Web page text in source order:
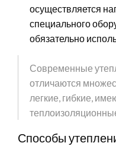
осуществляется
специального
обязательно
Современные
отличаются
легкие, гибкие,
Способы